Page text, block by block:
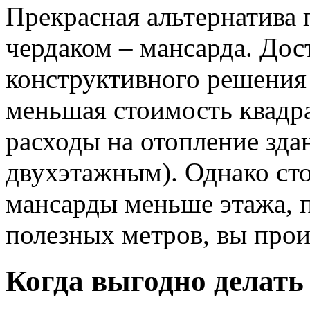
Прекрасная
чердаком – мансарда.
конструктивного
меньшая стоимость
расходы на отопление
двухэтажным). Однако
мансарды меньше этажа,
полезных метров, вы
Когда выгодно